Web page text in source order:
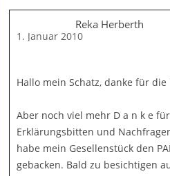
Reka Herberth
1. Januar 2010
Hallo mein Schatz, danke für
Aber noch viel mehr D a n k e
Erklärungsbitten und
habe mein Gesellenstück den
gebacken. Bald zu besichtigen